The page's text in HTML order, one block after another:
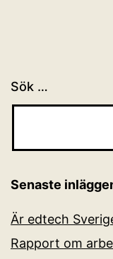
Sök …
Senaste
Är edtech
Rapport om